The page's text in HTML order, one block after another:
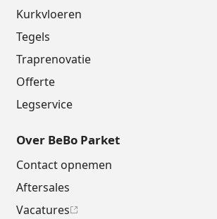
Kurkvloeren
Tegels
Traprenovatie
Offerte
Legservice
Over BeBo Parket
Contact opnemen
Aftersales
Vacatures